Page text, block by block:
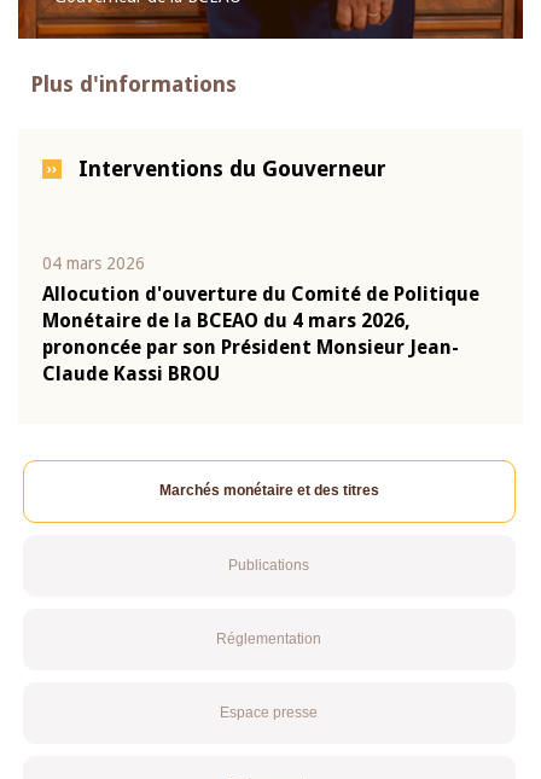
Plus d'informations
Interventions du Gouverneur
04 mars 2026
Allocution d'ouverture du Comité de Politique
Monétaire de la BCEAO du 4 mars 2026,
prononcée par son Président Monsieur Jean-
Claude Kassi BROU
Marchés monétaire et des titres
Publications
Réglementation
Espace presse